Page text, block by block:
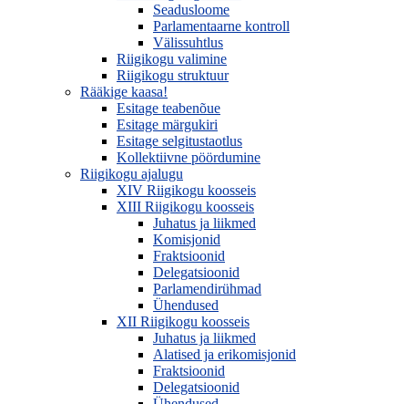
Seadusloome
Parlamentaarne kontroll
Välissuhtlus
Riigikogu valimine
Riigikogu struktuur
Rääkige kaasa!
Esitage teabenõue
Esitage märgukiri
Esitage selgitustaotlus
Kollektiivne pöördumine
Riigikogu ajalugu
XIV Riigikogu koosseis
XIII Riigikogu koosseis
Juhatus ja liikmed
Komisjonid
Fraktsioonid
Delegatsioonid
Parlamendirühmad
Ühendused
XII Riigikogu koosseis
Juhatus ja liikmed
Alatised ja erikomisjonid
Fraktsioonid
Delegatsioonid